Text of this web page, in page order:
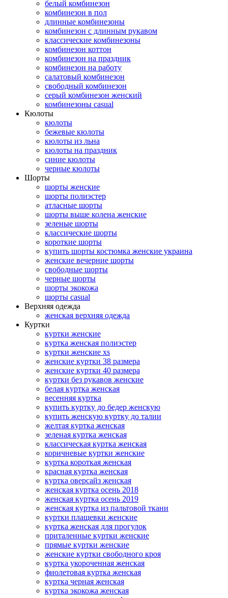
белый комбинезон
комбинезон в пол
длинные комбинезоны
комбинезон с длинным рукавом
классические комбинезоны
комбинезон коттон
комбинезон на праздник
комбинезон на работу
салатовый комбинезон
свободный комбинезон
серый комбинезон женский
комбинезоны casual
Кюлоты
кюлоты
бежевые кюлоты
кюлоты из льна
кюлоты на праздник
синие кюлоты
черные кюлоты
Шорты
шорты женские
шорты полиэстер
атласные шорты
шорты выше колена женские
зеленые шорты
классические шорты
короткие шорты
купить шорты костюмка женские украина
женские вечерние шорты
свободные шорты
черные шорты
шорты экокожа
шорты casual
Верхняя одежда
женская верхняя одежда
Куртки
куртки женские
куртка женская полиэстер
куртки женские xs
женские куртки 38 размера
женские куртки 40 размера
куртки без рукавов женские
белая куртка женская
весенняя куртка
купить куртку до бедер женскую
купить женскую куртку до талии
желтая куртка женская
зеленая куртка женская
классическая куртка женская
коричневые куртки женские
куртка короткая женская
красная куртка женская
куртка оверсайз женская
женская куртка осень 2018
женская куртка осень 2019
женская куртка из пальтовой ткани
куртки плащевки женские
куртка женская для прогулок
приталенные куртки женские
прямые куртки женские
женские куртки свободного кроя
куртка укороченная женская
фиолетовая куртка женская
куртка черная женская
куртка экокожа женская